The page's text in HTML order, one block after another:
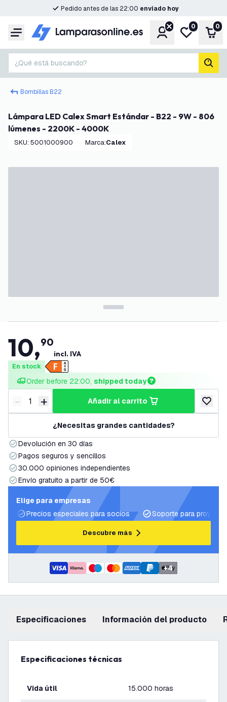
Pedido antes de las 22:00 enviado hoy
Menú CuentaMi lista de
0 0
¿Qué está buscando?
Bombillas B22
Lámpara LED Calex Smart Estándar - B22 - 9W - 806
lúmenes - 2200K - 4000K
SKU: 5001000900 Marca: Calex
10,90
incl. IVA
En stock
Order before 22:00, shipped today
Disminuir cantidad
- Aumentar cantidad
+ añadir al carrito
añadir
¿Necesitas grandes cantidades?
Devolución en 30 días
Pagos seguros y sencillos
30.000 opiniones independientes
Envío gratuito a partir de 50€
Elige para empresas
Precios especiales para socios
Soporte para
Descubre más
+4
Especificaciones información del producto
Especificaciones técnicas
Vida útil 15.000 horas